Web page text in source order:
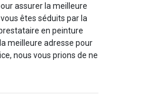
assurer la meilleure
êtes séduits par la
en peinture
meilleure adresse pour
nous vous prions de ne